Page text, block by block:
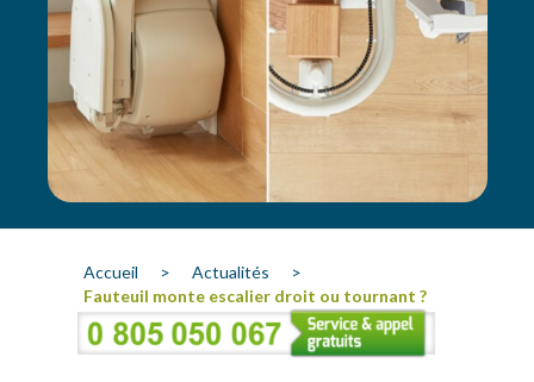
Accueil > Actualités
>
Fauteuil monte escalier droit ou tournant ?